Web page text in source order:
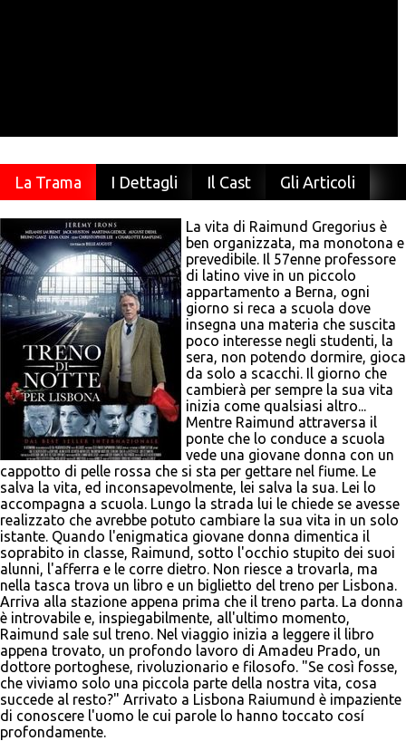
La Trama I Dettagli Il Cast Gli Articoli
La vita di Raimund Gregorius è
ben organizzata, ma monotona e
prevedibile. Il 57enne professore
di latino vive in un piccolo
appartamento a Berna, ogni
giorno si reca a scuola dove
insegna una materia che suscita
poco interesse negli studenti, la
sera, non potendo dormire, gioca
da solo a scacchi. Il giorno che
cambierà per sempre la sua vita
inizia come qualsiasi altro...
Mentre Raimund attraversa il
ponte che lo conduce a scuola
vede una giovane donna con un
cappotto di pelle rossa che si sta per gettare nel fiume. Le
salva la vita, ed inconsapevolmente, lei salva la sua. Lei lo
accompagna a scuola. Lungo la strada lui le chiede se avesse
realizzato che avrebbe potuto cambiare la sua vita in un solo
istante. Quando l'enigmatica giovane donna dimentica il
soprabito in classe, Raimund, sotto l'occhio stupito dei suoi
alunni, l'afferra e le corre dietro. Non riesce a trovarla, ma
nella tasca trova un libro e un biglietto del treno per Lisbona.
Arriva alla stazione appena prima che il treno parta. La donna
è introvabile e, inspiegabilmente, all'ultimo momento,
Raimund sale sul treno. Nel viaggio inizia a leggere il libro
appena trovato, un profondo lavoro di Amadeu Prado, un
dottore portoghese, rivoluzionario e filosofo. "Se così fosse,
che viviamo solo una piccola parte della nostra vita, cosa
succede al resto?" Arrivato a Lisbona Raiumund è impaziente
di conoscere l'uomo le cui parole lo hanno toccato cosí
profondamente.